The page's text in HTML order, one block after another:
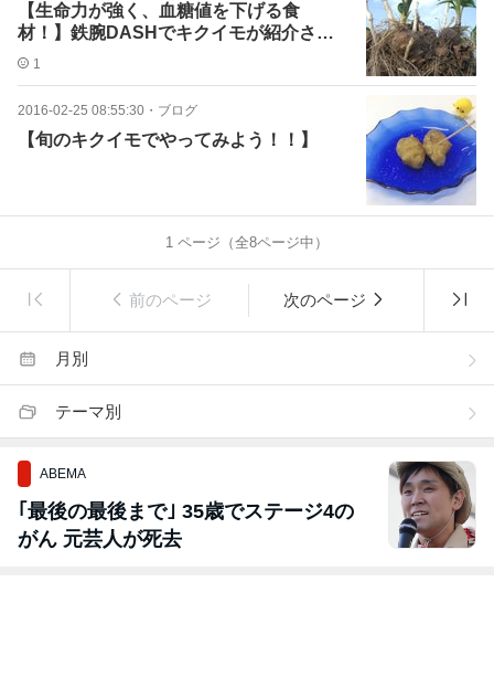
【生命力が強く、血糖値を下げる食
材！】鉄腕DASHでキクイモが紹介され
ました！
1
2016-02-25 08:55:30 ・ ブログ
【旬のキクイモでやってみよう！！】
1 ページ（全8ページ中）
前のページ 次のページ
月別
テーマ別
ABEMA
｢最後の最後まで｣ 35歳でステージ4の
がん 元芸人が死去